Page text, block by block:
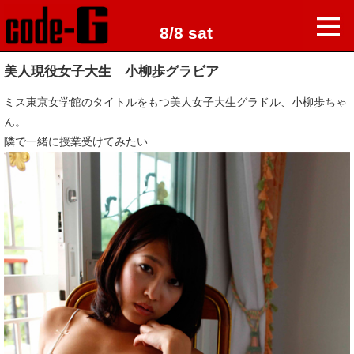
8/8 sat
美人現役女子大生 小柳歩グラビア
ミス東京女学館のタイトルをもつ美人女子大生グラドル、小柳歩ちゃ
ん。
隣で一緒に授業受けてみたい...